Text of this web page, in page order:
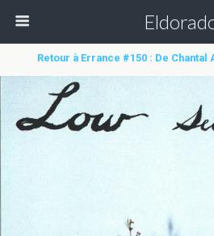
Retour à Errance #150 : De Chantal